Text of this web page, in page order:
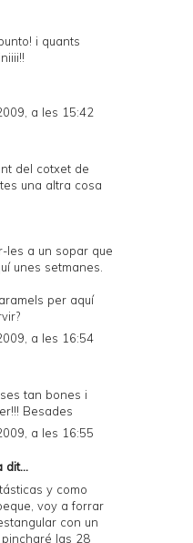
i quants
a les 15:42
del cotxet de
una altra cosa
les a un sopar que
unes setmanes.
per aquí
a les 16:54
tan bones i
Besades
a les 16:55
dit...
y como
voy a forrar
con un
las 28